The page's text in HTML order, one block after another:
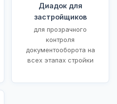
Диадок для
застройщиков
для прозрачного
контроля
документооборота на
всех этапах стройки